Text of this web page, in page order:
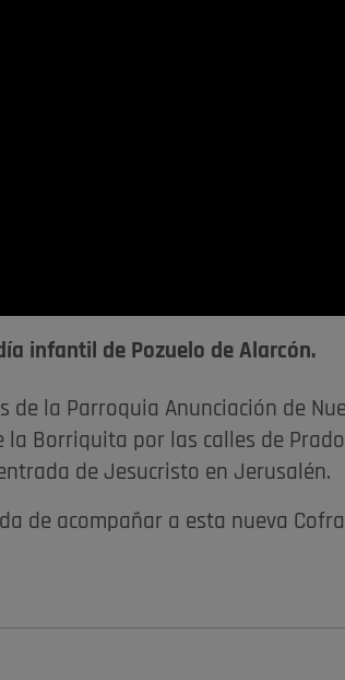
infantil de Pozuelo de Alarcón.
de la Parroquia Anunciación de
la Borriquita por las calles de
de Jesucristo en Jerusalén.
de acompañar a esta nueva